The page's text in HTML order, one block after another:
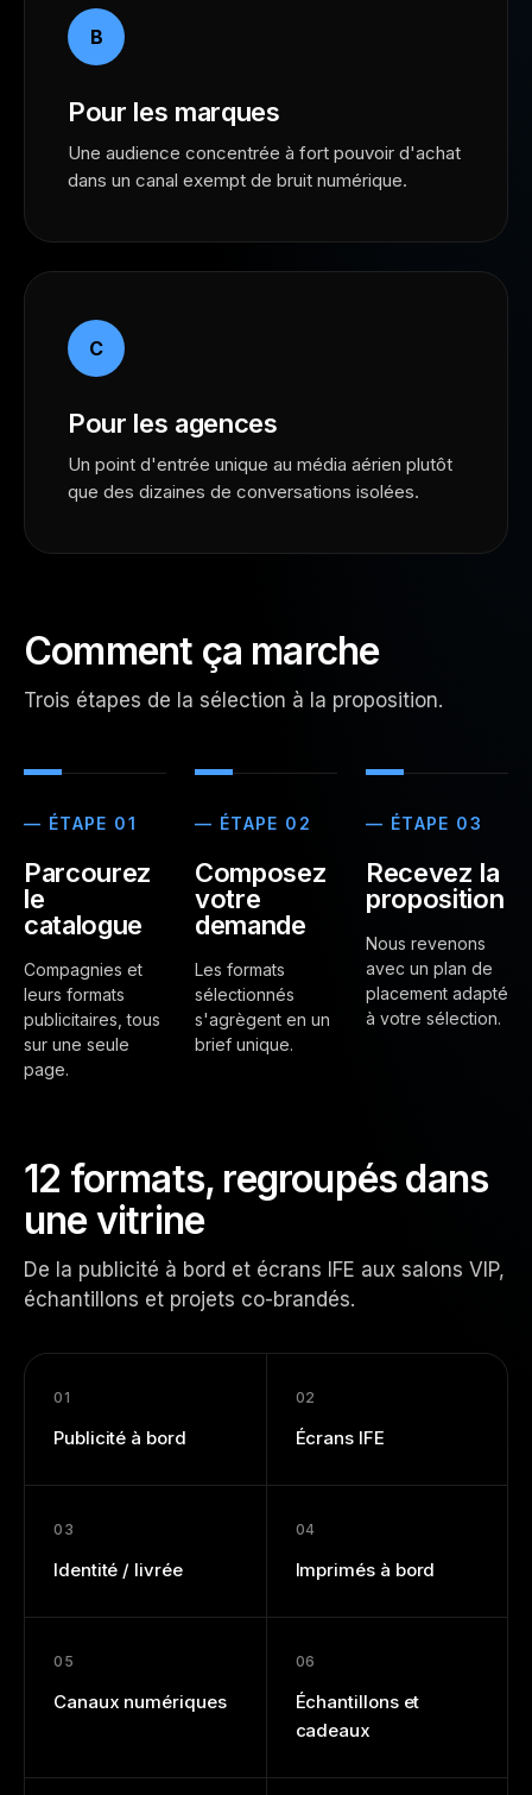
B
Pour les marques
Une audience concentrée à fort pouvoir d'achat
dans un canal exempt de bruit numérique.
C
Pour les agences
Un point d'entrée unique au média aérien plutôt
que des dizaines de conversations isolées.
Comment ça marche
Trois étapes de la sélection à la proposition.
— ÉTAPE 01
Parcourez
le
catalogue
Compagnies et
leurs formats
publicitaires, tous
sur une seule
page.
— ÉTAPE 02
Composez
votre
demande
Les formats
sélectionnés
s'agrègent en un
brief unique.
— ÉTAPE 03
Recevez la
proposition
Nous revenons
avec un plan de
placement adapté
à votre sélection.
12 formats, regroupés dans
une vitrine
De la publicité à bord et écrans IFE aux salons VIP,
échantillons et projets co-brandés.
01
Publicité à bord
02
Écrans IFE
03
Identité / livrée
04
Imprimés à bord
05
Canaux numériques
06
Échantillons et
cadeaux